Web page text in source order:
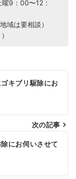
9：00〜12：
地域は要相談）
キブリ駆除にお
次の記事
にお伺いさせて